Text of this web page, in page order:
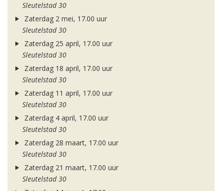
Sleutelstad 30
Zaterdag 2 mei, 17.00 uur
Sleutelstad 30
Zaterdag 25 april, 17.00 uur
Sleutelstad 30
Zaterdag 18 april, 17.00 uur
Sleutelstad 30
Zaterdag 11 april, 17.00 uur
Sleutelstad 30
Zaterdag 4 april, 17.00 uur
Sleutelstad 30
Zaterdag 28 maart, 17.00 uur
Sleutelstad 30
Zaterdag 21 maart, 17.00 uur
Sleutelstad 30